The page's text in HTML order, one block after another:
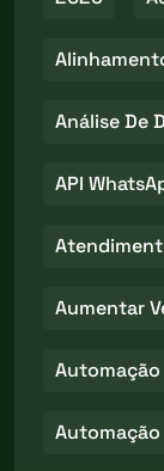
Análise De
API
Aumentar
Automação